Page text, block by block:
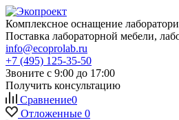
Комплексное оснащение
Поставка лабораторной мебели,
info@ecoprolab.ru
+7 (495) 125-35-50
Звоните с 9:00 до 17:00
Получить консультацию
Сравнение0
Отложенные 0